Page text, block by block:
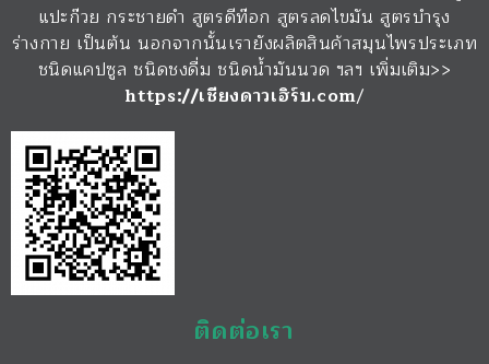
แปะก๊วย กระชายดำ สูตรดีท๊อก สูตรลดไขมัน สูตรบำรุง
ร่างกาย เป็นต้น นอกจากนั้นเรายังผลิตสินค้าสมุนไพรประเภท
ชนิดแคปซูล ชนิดชงดื่ม ชนิดน้ำมันนวด ฯลฯ เพิ่มเติม>>
https://เชียงดาวเฮิร์บ.com/
ติดต่อเรา